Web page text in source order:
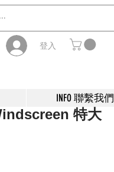
登入
INFO 聯繫我們
特大